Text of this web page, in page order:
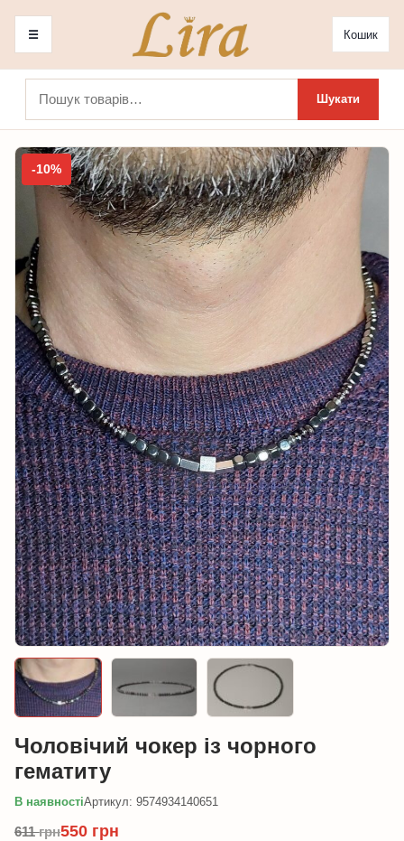
☰ Кошик
Шукати
Чоловічий чокер із чорного
гематиту
В наявностіАртикул: 9574934140651
611грн550 грн